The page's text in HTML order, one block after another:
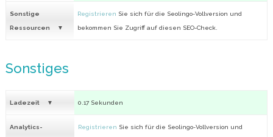
Sonstige
Ressourcen
Registrieren Sie sich für die Seolingo-Vollversion und
bekommen Sie Zugriff auf diesen SEO-Check.
Sonstiges
Ladezeit 0.17 Sekunden
Analytics- Registrieren Sie sich für die Seolingo-Vollversion und